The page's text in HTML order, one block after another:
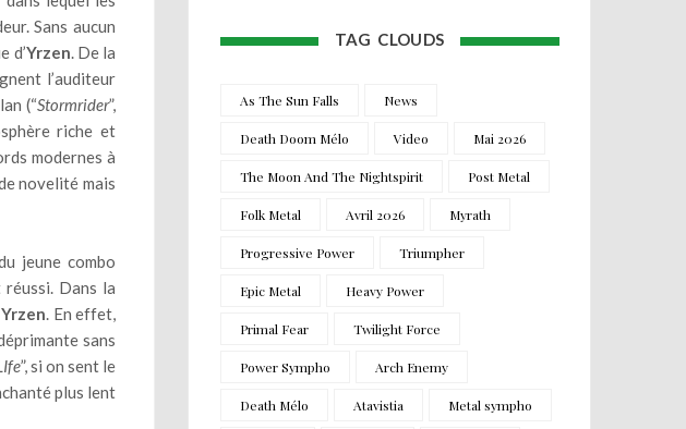
Sans aucun
d’Yrzen. De la
l’auditeur
(“Stormrider”,
riche et
modernes à
novelité mais
jeune combo
Dans la
Yrzen. En effet,
sans
”, si on sent le
plus lent
TAG CLOUDS
As The Sun Falls News
Death Doom Mélo Video Mai 2026
The Moon And The Nightspirit Post Metal
Folk Metal Avril 2026 Myrath
Progressive Power Triumpher
Epic Metal Heavy Power
Primal Fear Twilight Force
Power Sympho Arch Enemy
Death Mélo Atavistia Metal sympho